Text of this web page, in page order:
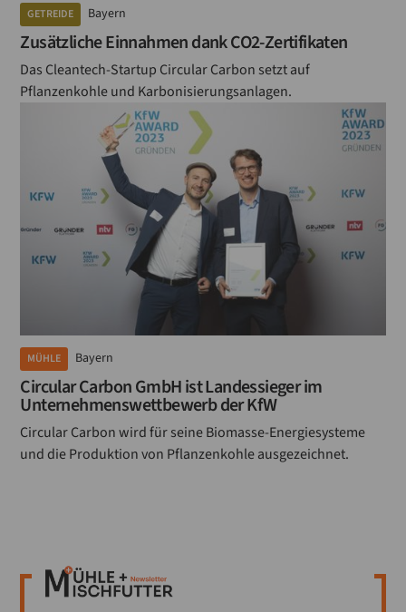
GETREIDE Bayern
Zusätzliche Einnahmen dank CO2-Zertifikaten
Das Cleantech-Startup Circular Carbon setzt auf
Pflanzenkohle und Karbonisierungsanlagen.
MÜHLE Bayern
Circular Carbon GmbH ist Landessieger im
Unternehmenswettbewerb der KfW
Circular Carbon wird für seine Biomasse-Energiesysteme
und die Produktion von Pflanzenkohle ausgezeichnet.